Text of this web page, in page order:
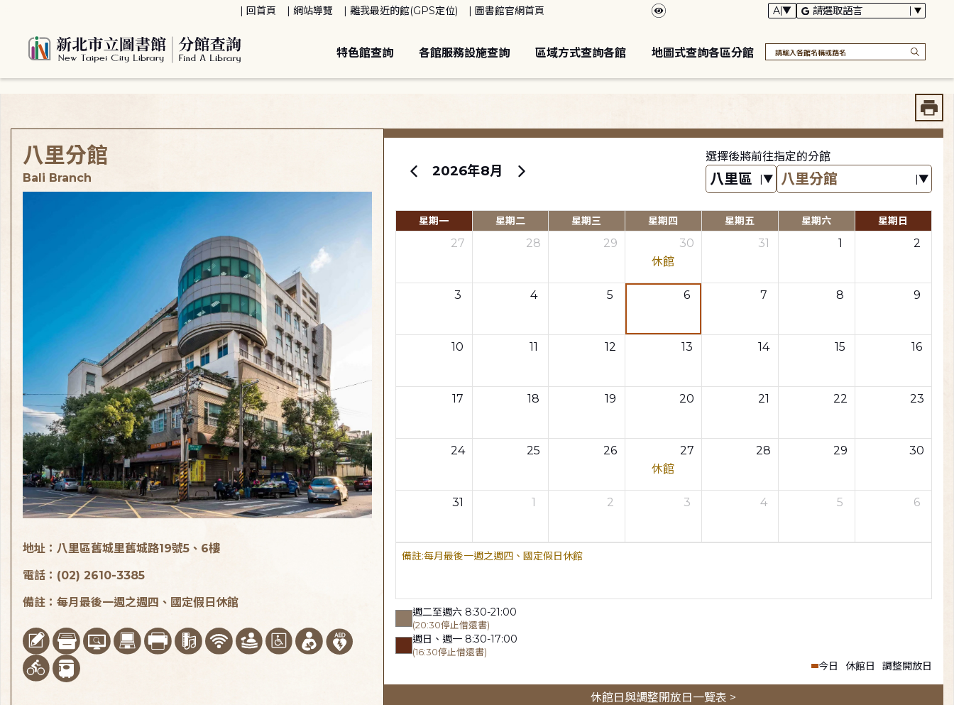
回首頁 網站導覽 離我最近的館(GPS定位) 圖書館官網首頁
特色館查詢 各館服務設施查詢 區域方式查詢各館 地圖式查詢各區分館
2026年8月
選擇後將前往指定的分館
星期一 星期二 星期三 星期四 星期五 星期六 星期日
27 28 29
30
休館
31 1 2
3 4 5 6 7 8 9
10 11 12 13 14 15 16
17 18 19 20 21 22 23
24 25 26
27
休館
28 29 30
31 1 2 3 4 5 6
每月最後一週之週四、國定假日休館
週二至週六 8:30-21:00
(20:30停止借還書)
週日、週一 8:30-17:00
(16:30停止借還書)
今日 休館日 調整開放日
休館日與調整開放日一覽表 >
八里分館
Bali Branch
地址：八里區舊城里舊城路19號5、6樓
電話：(02) 2610-3385
備註：每月最後一週之週四、國定假日休館